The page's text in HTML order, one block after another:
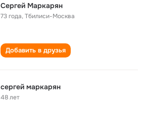
Сергей Маркарян
73 года,Тбилиси-Москва
Добавить в друзья
сергей маркарян
48 лет